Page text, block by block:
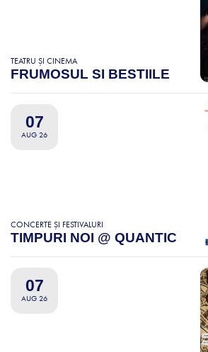
TEATRU ȘI CINEMA
FRUMOSUL SI BESTIILE
07
AUG 26
CONCERTE ȘI FESTIVALURI
TIMPURI NOI @ QUANTIC
07
AUG 26